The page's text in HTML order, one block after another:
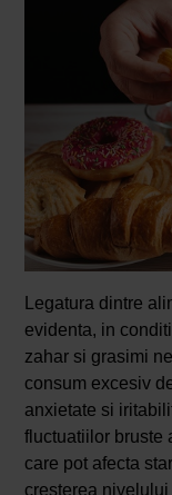
Legatura dintre
evidenta, in
zahar si grasimi
consum excesiv
anxietate si
fluctuatiilor bruste
care pot afecta
cresterea